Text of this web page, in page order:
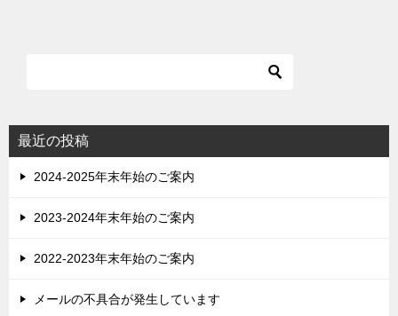
シ
ョ
最近の投稿
2024-2025年末年始のご案内
2023-2024年末年始のご案内
2022-2023年末年始のご案内
メールの不具合が発生しています